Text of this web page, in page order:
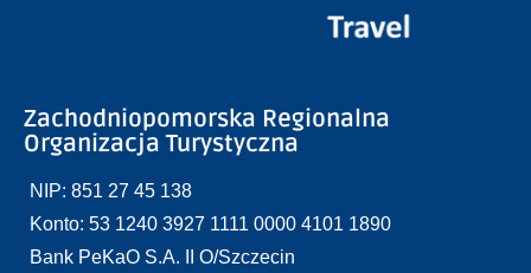
Zachodniopomorska Regionalna
Organizacja Turystyczna
NIP: 851 27 45 138
Konto: 53 1240 3927 1111 0000 4101 1890
Bank PeKaO S.A. II O/Szczecin